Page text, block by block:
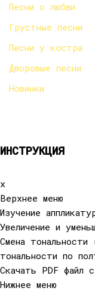
Песни о любви
Грустные песни
Песни у костра
Дворовые песни
Новинки
ИНСТРУКЦИЯ
x
Верхнее меню
Изучение
Увеличение и
Смена тональности
тональности по
Cкачать PDF файл
Нижнее меню